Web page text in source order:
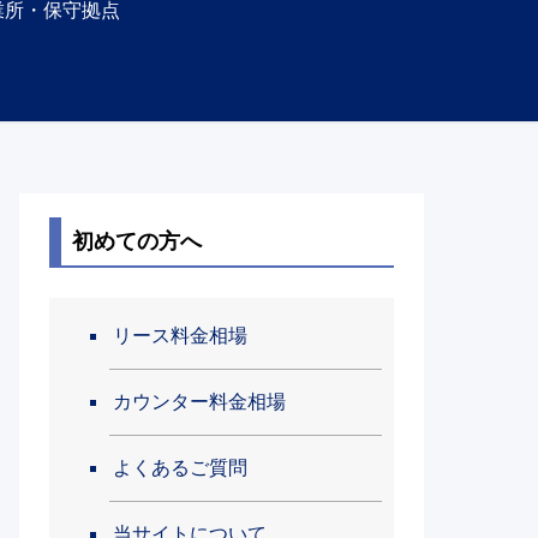
・保守拠点
初めての方へ
リース料金相場
カウンター料金相場
よくあるご質問
当サイトについて